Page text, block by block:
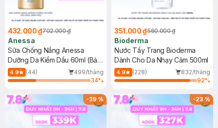
432.000 ₫702.000 ₫
Anessa
Sữa Chống Nắng Anessa
Dưỡng Da Kiềm Dầu 60ml (Bản
Mới)
4.9 (44)
499/tháng
34%
351.000 ₫560.000 ₫
Bioderma
Nước Tẩy Trang Bioderma
Dành Cho Da Nhạy Cảm 500ml
4.9 (228)
832/tháng
92%
-39% -23%